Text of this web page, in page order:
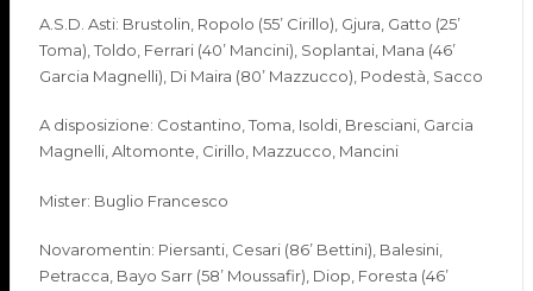
A.S.D. Asti: Brustolin, Ropolo (55’ Cirillo), Gjura, Gatto (25’
Toma), Toldo, Ferrari (40’ Mancini), Soplantai, Mana (46’
Garcia Magnelli), Di Maira (80’ Mazzucco), Podestà, Sacco
A disposizione: Costantino, Toma, Isoldi, Bresciani, Garcia
Magnelli, Altomonte, Cirillo, Mazzucco, Mancini
Mister: Buglio Francesco
Novaromentin: Piersanti, Cesari (86’ Bettini), Balesini,
Petracca, Bayo Sarr (58’ Moussafir), Diop, Foresta (46’